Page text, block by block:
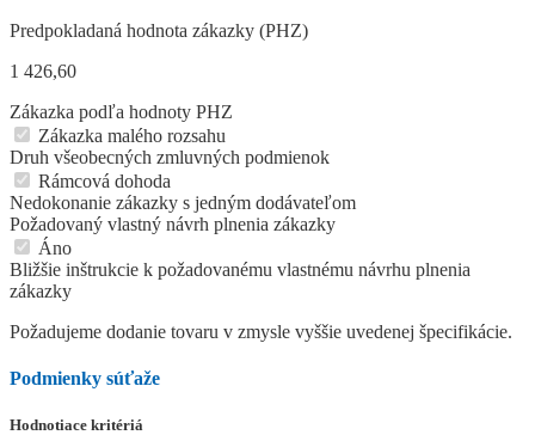
Predpokladaná hodnota zákazky (PHZ)
1 426,60
Zákazka podľa hodnoty PHZ
Zákazka malého rozsahu
Druh všeobecných zmluvných podmienok
Rámcová dohoda
Nedokonanie zákazky s jedným dodávateľom
Požadovaný vlastný návrh plnenia zákazky
Áno
Bližšie inštrukcie k požadovanému vlastnému návrhu plnenia
zákazky
Požadujeme dodanie tovaru v zmysle vyššie uvedenej špecifikácie.
Podmienky súťaže
Hodnotiace kritériá